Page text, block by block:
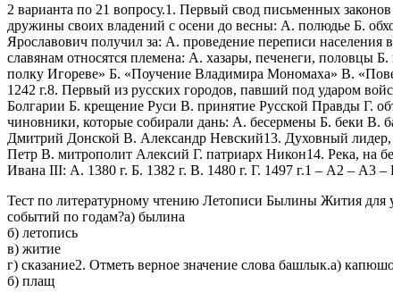
2 варианта по 21 вопросу.1. Первый свод письменных
дружины своих владений с осени до весны: А. полюдье Б.
Ярославович получил за: А. проведение переписи
славянам относятся племена: А. хазары, печенеги, половцы
полку Игореве» Б. «Поучение Владимира Мономаха» В.
1242 г.8. Первый из русских городов, павший под ударом
Болгарии Б. крещение Руси В. принятие Русской Правды Г.
чиновники, которые собирали дань: А. бесермены Б. беки В.
Дмитрий Донской В. Александр Невский13. Духовный
Петр В. митрополит Алексий Г. патриарх Никон14. Река, на
Ивана III: А. 1380 г. Б. 1382 г. В. 1480 г. Г. 1497 г.1 – А2 –
Тест по литературному чтению Летописи Былины Жития для
событий по годам?а) былина
б) летопись
в) житие
г) сказание2. Отметь верное значение слова башлык.а)
б) плащ